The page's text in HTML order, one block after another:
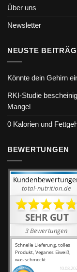
Über uns
Newsletter
NEUSTE
Könnte dein Gehirn
RKI-Studie
Mangel
0 Kalorien und
BEWERTUNGEN